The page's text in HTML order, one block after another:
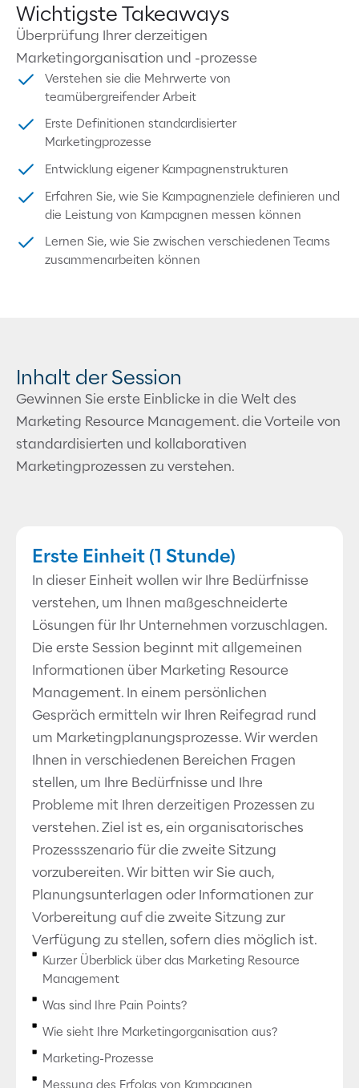
Wichtigste Takeaways
Überprüfung Ihrer derzeitigen
Marketingorganisation und -prozesse
Verstehen sie die Mehrwerte von
teamübergreifender Arbeit
Erste Definitionen standardisierter
Marketingprozesse
Entwicklung eigener Kampagnenstrukturen
Erfahren Sie, wie Sie Kampagnenziele definieren und
die Leistung von Kampagnen messen können
Lernen Sie, wie Sie zwischen verschiedenen Teams
zusammenarbeiten können
Inhalt der Session
Gewinnen Sie erste Einblicke in die Welt des
Marketing Resource Management. die Vorteile von
standardisierten und kollaborativen
Marketingprozessen zu verstehen.
Erste Einheit (1 Stunde)
In dieser Einheit wollen wir Ihre Bedürfnisse
verstehen, um Ihnen maßgeschneiderte
Lösungen für Ihr Unternehmen vorzuschlagen.
Die erste Session beginnt mit allgemeinen
Informationen über Marketing Resource
Management. In einem persönlichen
Gespräch ermitteln wir Ihren Reifegrad rund
um Marketingplanungsprozesse. Wir werden
Ihnen in verschiedenen Bereichen Fragen
stellen, um Ihre Bedürfnisse und Ihre
Probleme mit Ihren derzeitigen Prozessen zu
verstehen. Ziel ist es, ein organisatorisches
Prozessszenario für die zweite Sitzung
vorzubereiten. Wir bitten wir Sie auch,
Planungsunterlagen oder Informationen zur
Vorbereitung auf die zweite Sitzung zur
Verfügung zu stellen, sofern dies möglich ist.
Kurzer Überblick über das Marketing Resource
Management
Was sind Ihre Pain Points?
Wie sieht Ihre Marketingorganisation aus?
Marketing-Prozesse